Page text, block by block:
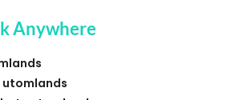
Anywhere